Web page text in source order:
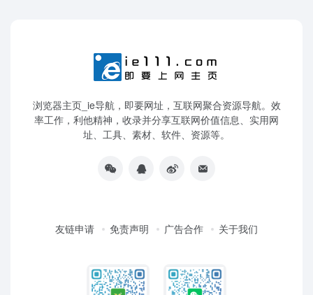
浏览器主页_ie导航，即要网址，互联网聚合资源导航。效
率工作，利他精神，收录并分享互联网价值信息、实用网
址、工具、素材、软件、资源等。
友链申请 免责声明 广告合作 关于我们